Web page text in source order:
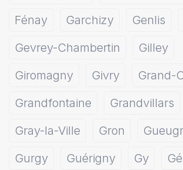
Fénay
Garchizy Genlis
Gevrey-Chambertin
Gilley
Giromagny
Givry
Grand-
Grandfontaine
Grandvillars
Gray-la-Ville
Gron
Gurgy
Guérigny Gy